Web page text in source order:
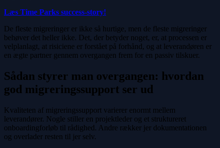
Læs Time Parks success-story!
De fleste migreringer er ikke så hurtige, men de fleste migreringer
behøver det heller ikke. Det, der betyder noget, er, at processen er
velplanlagt, at risiciene er forstået på forhånd, og at leverandøren er
en ægte partner gennem overgangen frem for en passiv tilskuer.
Sådan styrer man overgangen: hvordan
god migreringssupport ser ud
Kvaliteten af migreringssupport varierer enormt mellem
leverandører. Nogle stiller en projektleder og et struktureret
onboardingforløb til rådighed. Andre rækker jer dokumentationen
og overlader resten til jer selv.